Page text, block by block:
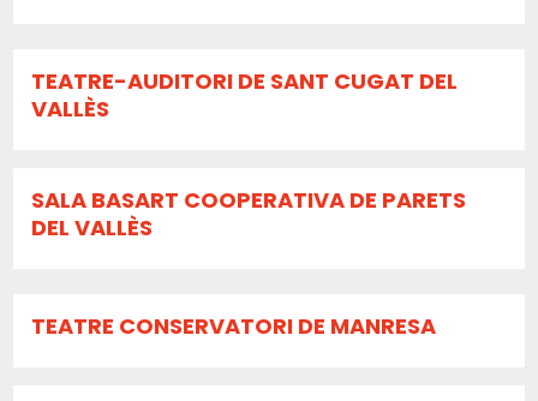
TEATRE-AUDITORI DE SANT CUGAT DEL
VALLÈS
SALA BASART COOPERATIVA DE PARETS
DEL VALLÈS
TEATRE CONSERVATORI DE MANRESA